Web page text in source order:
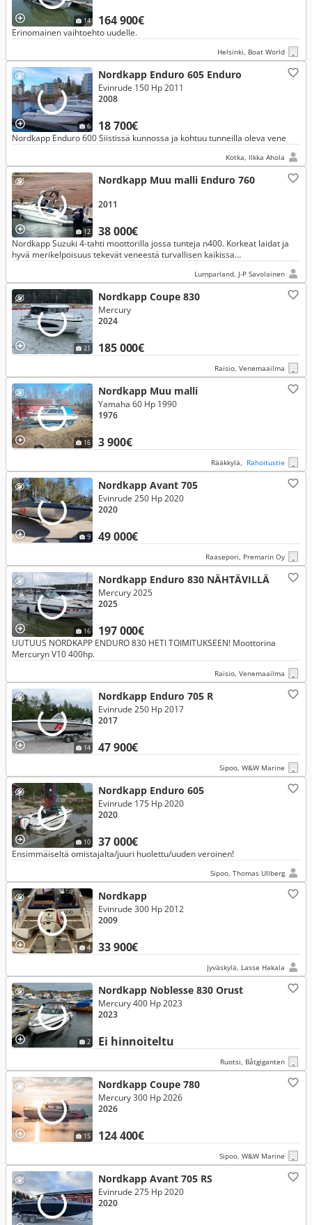
14 164 900€
Erinomainen vaihtoehto uudelle.
Helsinki, Boat World
6
Nordkapp Enduro 605 Enduro
18 700€
Evinrude 150 Hp 2011
2008
Nordkapp Enduro 600 Siistissä kunnossa ja kohtuu tunneilla oleva vene
Kotka, Ilkka Ahola
12
Nordkapp Muu malli Enduro 760
38 000€
2011
Nordkapp Suzuki 4-tahti moottorilla jossa tunteja n400. Korkeat laidat ja
hyvä merikelpoisuus tekevät veneestä turvallisen kaikissa
Lumparland, J-P Savolainen
21
Nordkapp Coupe 830
185 000€
Mercury
2024
Raisio, Venemaailma
16
Nordkapp Muu malli
3 900€
Yamaha 60 Hp 1990
1976
Rääkkylä, Rahoitustie
9
Nordkapp Avant 705
49 000€
Evinrude 250 Hp 2020
2020
Raasepori, Premarin Oy
16
Nordkapp Enduro 830 NÄHTÄVILLÄ
197 000€
Mercury 2025
2025
UUTUUS NORDKAPP ENDURO 830 HETI TOIMITUKSEEN! Moottorina
Mercuryn V10 400hp.
Raisio, Venemaailma
14
Nordkapp Enduro 705 R
47 900€
Evinrude 250 Hp 2017
2017
Sipoo, W&W Marine
10
Nordkapp Enduro 605
37 000€
Evinrude 175 Hp 2020
2020
Ensimmäiseltä omistajalta/juuri huolettu/uuden veroinen!
Sipoo, Thomas Ullberg
4
Nordkapp
33 900€
Evinrude 300 Hp 2012
2009
Jyväskylä, Lasse Hakala
2
Nordkapp Noblesse 830 Orust
Ei hinnoiteltu
Mercury 400 Hp 2023
2023
Ruotsi, Båtgiganten
15
Nordkapp Coupe 780
124 400€
Mercury 300 Hp 2026
2026
Sipoo, W&W Marine
Nordkapp Avant 705 RS
Evinrude 275 Hp 2020
2020